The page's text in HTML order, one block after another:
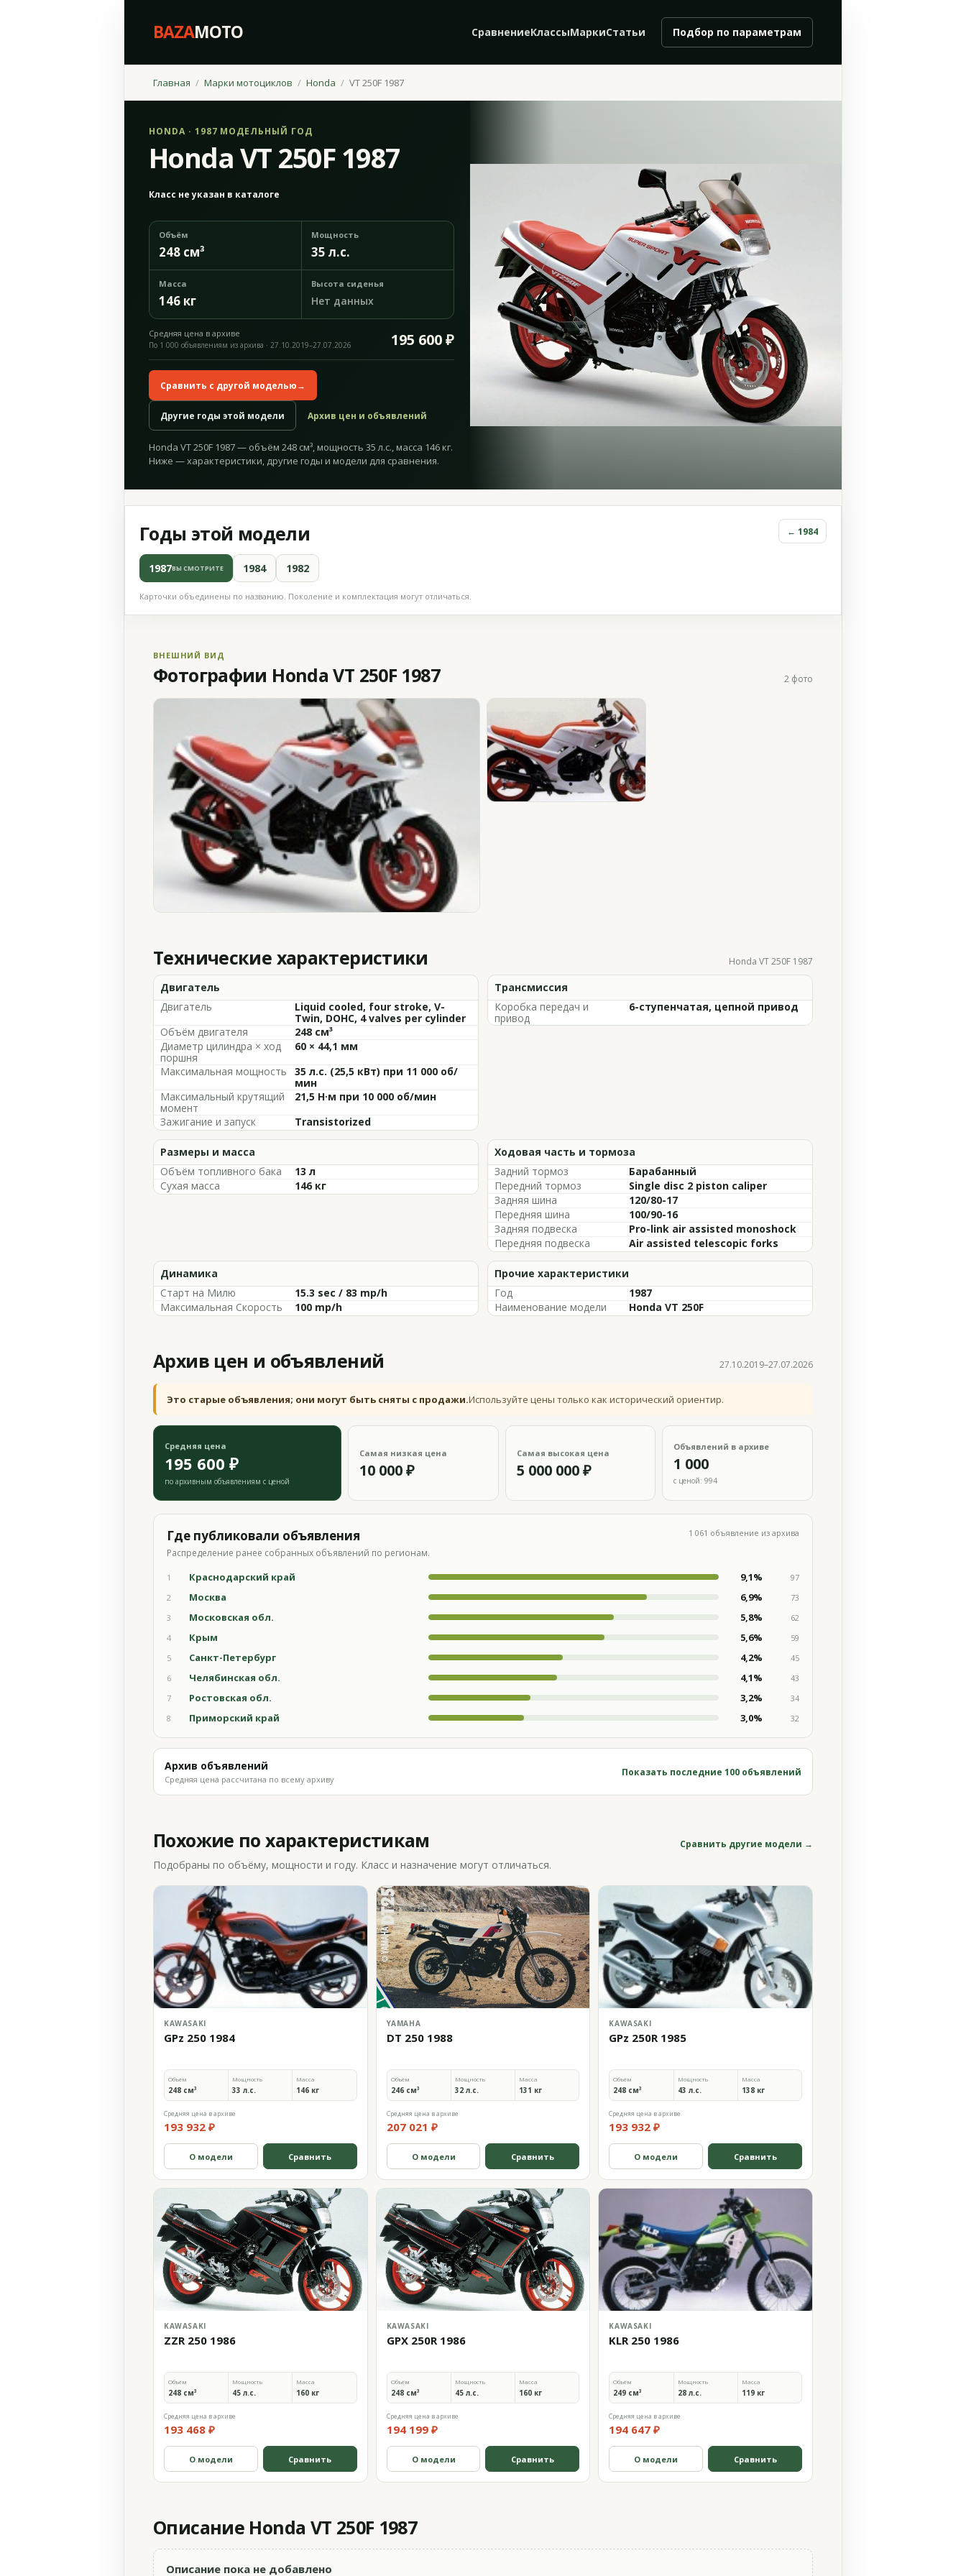
BAZAMOTO СравнениеКлассыМаркиСтатьи Подбор по параметрам
Главная Марки мотоциклов Honda VT 250F 1987
HONDA · 1987 МОДЕЛЬНЫЙ ГОД
Honda VT 250F 1987
Класс не указан в каталоге
Объём
248 см³
Мощность
35 л.с.
Масса
146 кг
Высота сиденья
Нет данных
Средняя цена в архиве 195 600 ₽
По 1 000 объявлениям из архива · 27.10.2019–27.07.2026
Сравнить с другой моделью→
Другие годы этой модели Архив цен и объявлений
Honda VT 250F 1987 — объём 248 см³, мощность 35 л.с., масса 146 кг.
Ниже — характеристики, другие годы и модели для сравнения.
Годы этой модели ← 1984
1987ВЫ СМОТРИТЕ 1984 1982
Карточки объединены по названию. Поколение и комплектация могут отличаться.
ВНЕШНИЙ ВИД
Фотографии Honda VT 250F 1987 2 фото
Технические характеристики Honda VT 250F 1987
Двигатель
Двигатель
Liquid cooled, four stroke, V-
Twin, DOHC, 4 valves per cylinder
Объём двигателя
248 см³
Диаметр цилиндра × ход
поршня
60 × 44,1 мм
Максимальная мощность
35 л.с. (25,5 кВт) при 11 000 об/
мин
Максимальный крутящий
момент
21,5 Н·м при 10 000 об/мин
Зажигание и запуск
Transistorized
Трансмиссия
Коробка передач и
привод
6-ступенчатая, цепной привод
Размеры и масса
Объём топливного бака
13 л
Сухая масса
146 кг
Ходовая часть и тормоза
Задний тормоз
Барабанный
Передний тормоз
Single disc 2 piston caliper
Задняя шина
120/80-17
Передняя шина
100/90-16
Задняя подвеска
Pro-link air assisted monoshock
Передняя подвеска
Air assisted telescopic forks
Динамика
Старт на Милю
15.3 sec / 83 mp/h
Максимальная Скорость
100 mp/h
Прочие характеристики
Год
1987
Наименование модели
Honda VT 250F
Архив цен и объявлений 27.10.2019–27.07.2026
Это старые объявления; они могут быть сняты с продажи.Используйте цены только как исторический ориентир.
Средняя цена
195 600 ₽
по архивным объявлениям с ценой
Самая низкая цена
10 000 ₽
Самая высокая цена
5 000 000 ₽
Объявлений в архиве
1 000
с ценой: 994
Где публиковали объявления
Распределение ранее собранных объявлений по регионам.
1 061 объявление из архива
1 Краснодарский край 9,1%
97
2
Москва 6,9%
73
3
Московская обл. 5,8%
62
4
Крым 5,6%
59
5
Санкт-Петербург 4,2%
45
6
Челябинская обл. 4,1%
43
7
Ростовская обл. 3,2%
34
8
Приморский край 3,0% 32
Архив объявлений
Средняя цена рассчитана по всему архиву
Показать последние 100 объявлений
Похожие по характеристикам Сравнить другие модели →
Подобраны по объёму, мощности и году. Класс и назначение могут отличаться.
KAWASAKI
GPz 250 1984
Объём
248 см³
Мощность
33 л.с.
Масса
146 кг
Средняя цена в архиве
193 932 ₽
О модели Сравнить
YAMAHA
DT 250 1988
Объём
246 см³
Мощность
32 л.с.
Масса
131 кг
Средняя цена в архиве
207 021 ₽
О модели Сравнить
KAWASAKI
GPz 250R 1985
Объём
248 см³
Мощность
43 л.с.
Масса
138 кг
Средняя цена в архиве
193 932 ₽
О модели Сравнить
KAWASAKI
ZZR 250 1986
Объём
248 см³
Мощность
45 л.с.
Масса
160 кг
Средняя цена в архиве
193 468 ₽
О модели Сравнить
KAWASAKI
GPX 250R 1986
Объём
248 см³
Мощность
45 л.с.
Масса
160 кг
Средняя цена в архиве
194 199 ₽
О модели Сравнить
KAWASAKI
KLR 250 1986
Объём
249 см³
Мощность
28 л.с.
Масса
119 кг
Средняя цена в архиве
194 647 ₽
О модели Сравнить
Описание Honda VT 250F 1987
Описание пока не добавлено